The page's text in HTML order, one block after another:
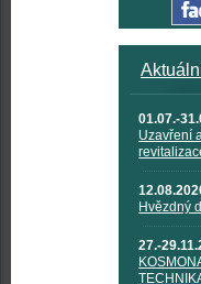
01.07.-
Uzavření
Hvězdný
27.-